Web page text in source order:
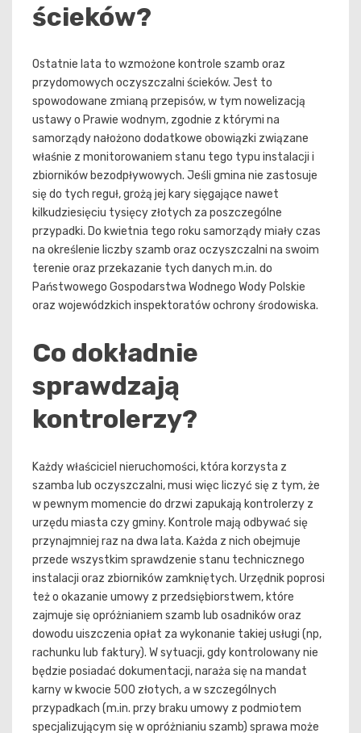
ścieków?
Ostatnie lata to wzmożone kontrole szamb oraz
przydomowych oczyszczalni ścieków. Jest to
spowodowane zmianą przepisów, w tym nowelizacją
ustawy o Prawie wodnym, zgodnie z którymi na
samorządy nałożono dodatkowe obowiązki związane
właśnie z monitorowaniem stanu tego typu instalacji i
zbiorników bezodpływowych. Jeśli gmina nie zastosuje
się do tych reguł, grożą jej kary sięgające nawet
kilkudziesięciu tysięcy złotych za poszczególne
przypadki. Do kwietnia tego roku samorządy miały czas
na określenie liczby szamb oraz oczyszczalni na swoim
terenie oraz przekazanie tych danych m.in. do
Państwowego Gospodarstwa Wodnego Wody Polskie
oraz wojewódzkich inspektoratów ochrony środowiska.
Co dokładnie
sprawdzają
kontrolerzy?
Każdy właściciel nieruchomości, która korzysta z
szamba lub oczyszczalni, musi więc liczyć się z tym, że
w pewnym momencie do drzwi zapukają kontrolerzy z
urzędu miasta czy gminy. Kontrole mają odbywać się
przynajmniej raz na dwa lata. Każda z nich obejmuje
przede wszystkim sprawdzenie stanu technicznego
instalacji oraz zbiorników zamkniętych. Urzędnik poprosi
też o okazanie umowy z przedsiębiorstwem, które
zajmuje się opróżnianiem szamb lub osadników oraz
dowodu uiszczenia opłat za wykonanie takiej usługi (np,
rachunku lub faktury). W sytuacji, gdy kontrolowany nie
będzie posiadać dokumentacji, naraża się na mandat
karny w kwocie 500 złotych, a w szczególnych
przypadkach (m.in. przy braku umowy z podmiotem
specjalizującym się w opróżnianiu szamb) sprawa może